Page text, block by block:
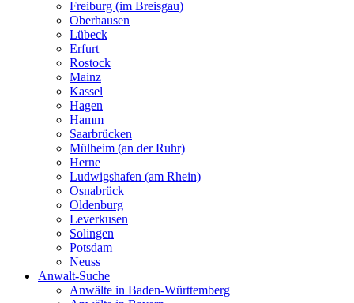
Freiburg (im Breisgau)
Oberhausen
Lübeck
Erfurt
Rostock
Mainz
Kassel
Hagen
Hamm
Saarbrücken
Mülheim (an der Ruhr)
Herne
Ludwigshafen (am Rhein)
Osnabrück
Oldenburg
Leverkusen
Solingen
Potsdam
Neuss
Anwalt-Suche
Anwälte in Baden-Württemberg